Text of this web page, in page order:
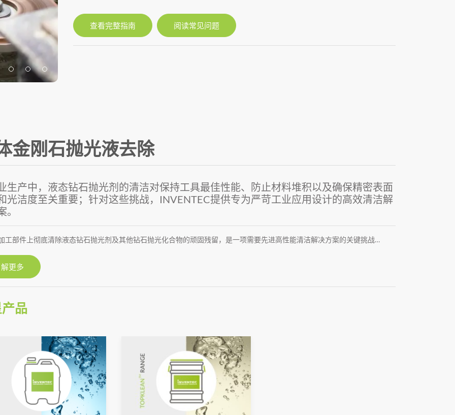
查看完整指南 阅读常见问题
金刚石抛光液去除
生产中，液态钻石抛光剂的清洁对保持工具最佳性能、防止材料堆积以及确保精密表面
光洁度至关重要；针对这些挑战，INVENTEC提供专为严苛工业应用设计的高效清洁解
。
工部件上彻底清除液态钻石抛光剂及其他钻石抛光化合物的顽固残留，是一项需要先进高性能清洁解决方案的关键挑战…
更多
品